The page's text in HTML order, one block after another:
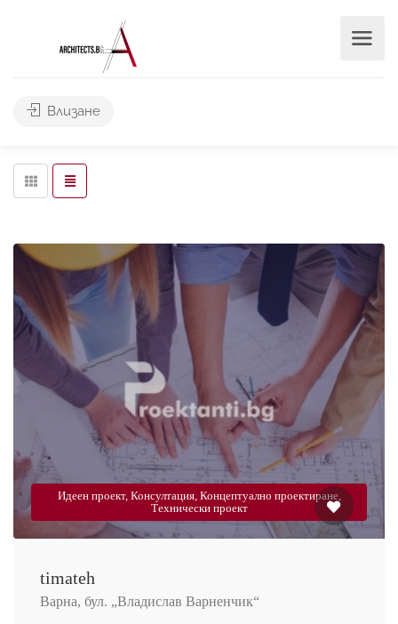
Влизане
Идеен проект, Консултация, Концептуално проектиране,
Технически проект
timateh
Варна, бул. „Владислав Варненчик“